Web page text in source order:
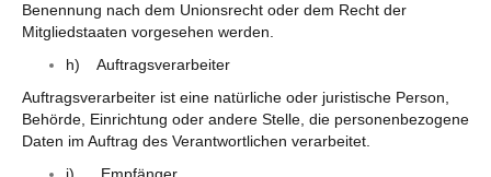
Benennung nach dem Unionsrecht oder dem Recht der
Mitgliedstaaten vorgesehen werden.
h) Auftragsverarbeiter
Auftragsverarbeiter ist eine natürliche oder juristische Person,
Behörde, Einrichtung oder andere Stelle, die personenbezogene
Daten im Auftrag des Verantwortlichen verarbeitet.